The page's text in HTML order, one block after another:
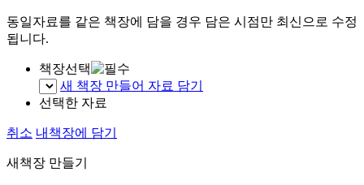
동일자료를 같은 책장에 담을 경우 담은 시점만 최신으로 수정
됩니다.
책장선택
새 책장 만들어 자료 담기
선택한 자료
취소 내책장에 담기
새책장 만들기